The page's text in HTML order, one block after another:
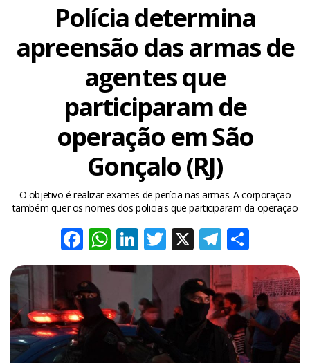
Polícia determina
apreensão das armas de
agentes que
participaram de
operação em São
Gonçalo (RJ)
O objetivo é realizar exames de perícia nas armas. A corporação
também quer os nomes dos policiais que participaram da operação
Facebook
WhatsApp
LinkedIn
Twitter
X